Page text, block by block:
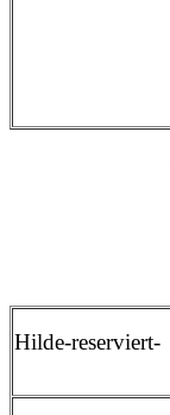
Hilde-reserviert-